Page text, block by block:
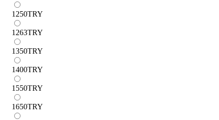
1250TRY
1263TRY
1350TRY
1400TRY
1550TRY
1650TRY